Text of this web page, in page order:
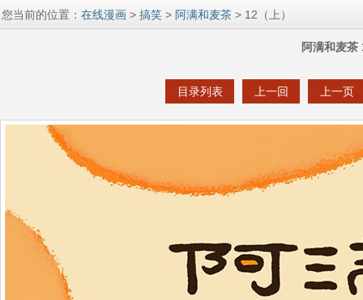
您当前的位置： 在线漫画 > 搞笑 > 阿满和麦茶 > 12（上）
阿满和麦
目录列表 上一回 上一页